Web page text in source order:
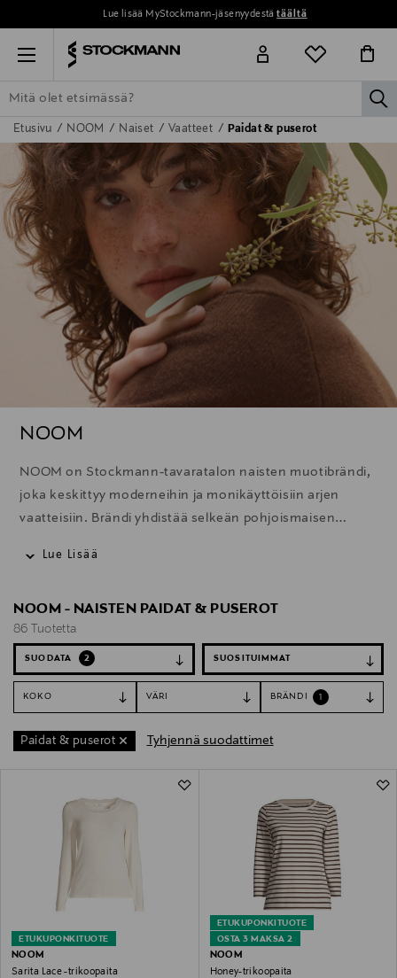
Lue lisää MyStockmann-jäsenyydestätäältä
Menu
ETSI KAIKKI NAISET MIEHET LAPSET KOTI
Etusivu NOOM Naiset Vaatteet Paidat & puserot
NOOM
NOOM on Stockmann-tavaratalon naisten muotibrändi,
joka keskittyy moderneihin ja monikäyttöisiin arjen
vaatteisiin. Brändi yhdistää selkeän pohjoismaisen
Lue Lisää
NOOM - NAISTEN PAIDAT & PUSEROT
86 Tuotetta
SUODATA 2
KOKO VÄRI BRÄNDI 1
Paidat & puserot Tyhjennä suodattimet
ETUKUPONKITUOTE
NOOM
Sarita Lace -trikoopaita
OSTA 3 MAKSA 2
ETUKUPONKITUOTE
NOOM
Honey-trikoopaita